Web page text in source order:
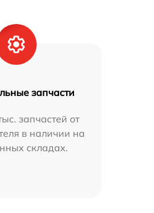
запчасти
запчастей от
в наличии на
складах.